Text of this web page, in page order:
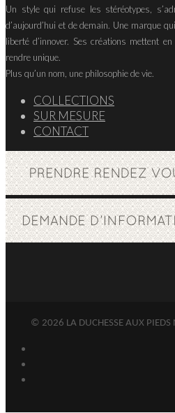
Un style qui refuse les stéréotypes,
d’aujourd’hui et de demain. Une marque
liberté d’innover. Ses créations mettent
rendre unique.
Plus qu’un nom, une philosophie de vie.
COLLECTIONS
SUR MESURE
CONTACT
© 2026 LA DUCHESSE AUX